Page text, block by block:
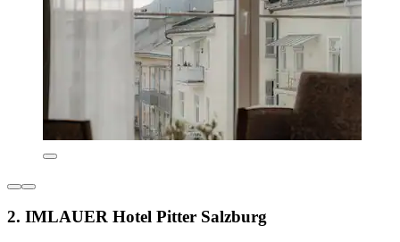
2. IMLAUER Hotel Pitter Salzburg